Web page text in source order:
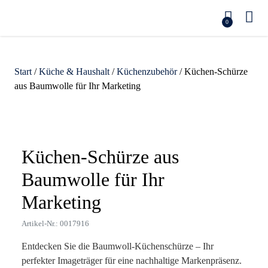
0
Start /Küche & Haushalt /Küchenzubehör/ Küchen-Schürze
aus Baumwolle für Ihr Marketing
Küchen-Schürze aus
Baumwolle für Ihr
Marketing
Artikel-Nr.: 0017916
Entdecken Sie die Baumwoll-Küchenschürze – Ihr
perfekter Imageträger für eine nachhaltige Markenpräsenz.